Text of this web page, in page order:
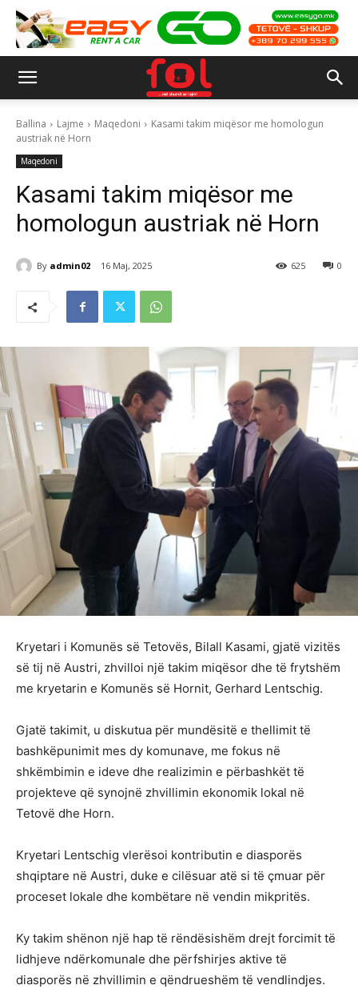
Ballina Lajme Maqedoni
Kasami takim miqësor me homologun
austriak në Horn
Maqedoni
Kasami takim miqësor me
homologun austriak në Horn
By admin02 16 Maj, 2025 0
625
Kryetari i Komunës së Tetovës, Bilall Kasami, gjatë vizitës
së tij në Austri, zhvilloi një takim miqësor dhe të frytshëm
me kryetarin e Komunës së Hornit, Gerhard Lentschig.
Gjatë takimit, u diskutua për mundësitë e thellimit të
bashkëpunimit mes dy komunave, me fokus në
shkëmbimin e ideve dhe realizimin e përbashkët të
projekteve që synojnë zhvillimin ekonomik lokal në
Tetovë dhe Horn.
Kryetari Lentschig vlerësoi kontributin e diasporës
shqiptare në Austri, duke e cilësuar atë si të çmuar për
proceset lokale dhe kombëtare në vendin mikpritës.
Ky takim shënon një hap të rëndësishëm drejt forcimit të
lidhjeve ndërkomunale dhe përfshirjes aktive të
diasporës në zhvillimin e qëndrueshëm të vendlindjes.